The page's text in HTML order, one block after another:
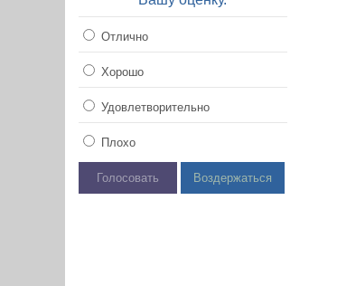
Отлично
Хорошо
Удовлетворительно
Плохо
Голосовать Воздержаться